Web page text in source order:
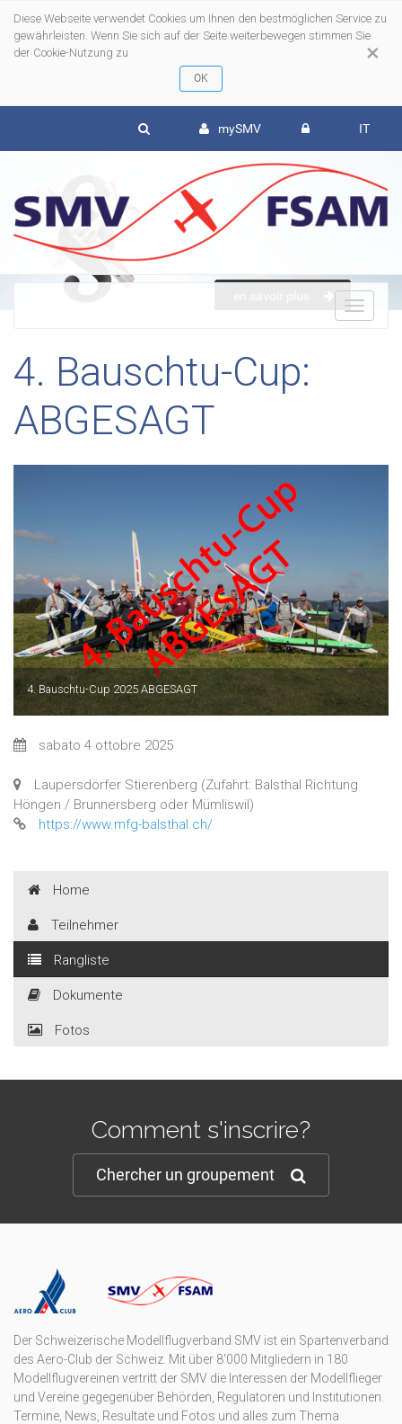
×
Diese Webseite verwendet Cookies um Ihnen den bestmöglichen Service zu
gewährleisten. Wenn Sie sich auf der Seite weiterbewegen stimmen Sie
der Cookie-Nutzung zu
mySMV IT
4. Bauschtu-Cup:
ABGESAGT
4. Bauschtu-Cup 2025 ABGESAGT
sabato 4 ottobre 2025
Laupersdörfer Stierenberg (Zufahrt: Balsthal Richtung
Höngen / Brunnersberg oder Mümliswil)
https://www.mfg-balsthal.ch/
Home
Teilnehmer
Rangliste
Dokumente
Fotos
Comment s'inscrire?
Chercher un groupement
Der Schweizerische Modellflugverband SMV ist ein Spartenverband
des Aero-Club der Schweiz. Mit über 8'000 Mitgliedern in 180
Modellflugvereinen vertritt der SMV die Interessen der Modellflieger
und Vereine gegegenüber Behörden, Regulatoren und Institutionen.
Termine, News, Resultate und Fotos und alles zum Thema